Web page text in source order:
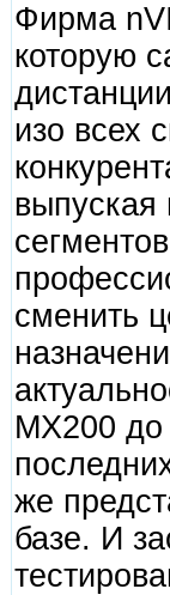
Фирма
которую
изо всех
выпуская
сменить
MX200
же
базе. И